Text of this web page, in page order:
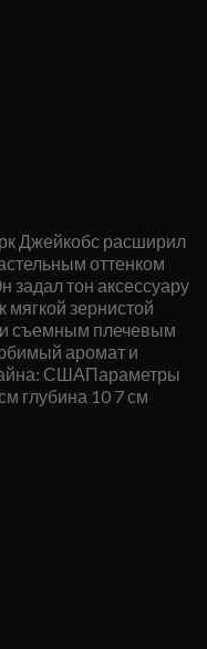
Джейкобс расширил
оттенком
задал тон аксессуару
мягкой зернистой
и съемным плечевым
аромат и
СШАПараметры
глубина 10 7 см